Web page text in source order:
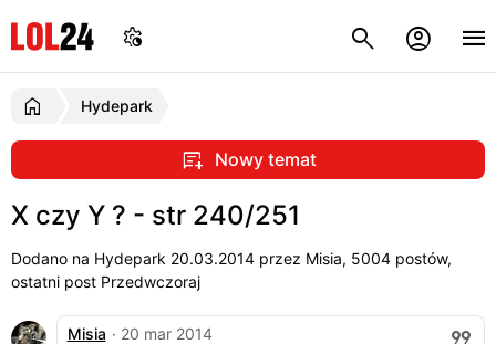
Hydepark
Nowy temat
X czy Y ? - str 240/251
Dodano na Hydepark 20.03.2014 przez Misia, 5004 postów,
ostatni post Przedwczoraj
Misia · 20 mar 2014